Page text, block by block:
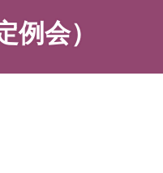
例会）